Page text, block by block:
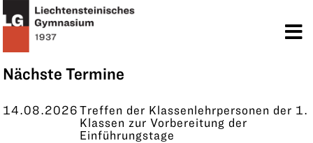
Nächste Termine
14.08.2026Treffen der Klassenlehrpersonen der 1.
Klassen zur Vorbereitung der
Einführungstage
KONTAKT